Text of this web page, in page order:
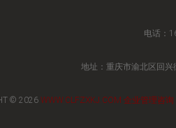
电话：
地址：重庆市渝北区回
© 2026 WWW.CLFZXKJ.COM 企业管理咨询